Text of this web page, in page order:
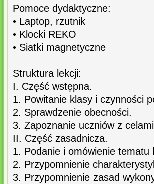
Pomoce dydaktyczne:
• Laptop, rzutnik
• Klocki REKO
• Siatki magnetyczne
Struktura lekcji:
I. Część wstępna.
1. Powitanie klasy i czynności
2. Sprawdzenie obecności.
3. Zapoznanie uczniów z
II. Część zasadnicza.
1. Podanie i omówienie tematu
2. Przypomnienie
3. Przypomnienie zasad